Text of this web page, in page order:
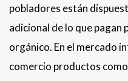
pobladores están
adicional de lo que pagan
orgánico. En el mercado
comercio productos